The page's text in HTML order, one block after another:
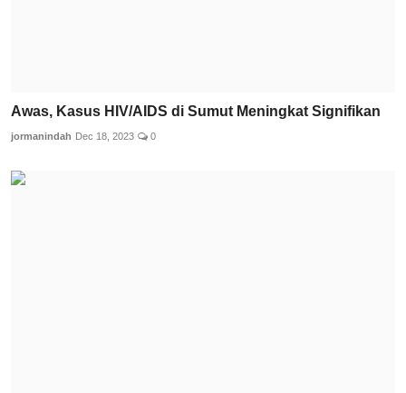
Awas, Kasus HIV/AIDS di Sumut Meningkat Signifikan
jormanindah Dec 18, 2023 0